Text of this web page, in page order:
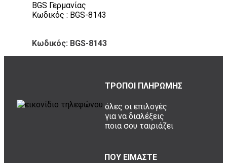
BGS Γερμανίας
Κωδικός : BGS-8143
Κωδικός: BGS-8143
ΤΡΟΠΟΙ ΠΛΗΡΩΜΗΣ
όλες οι επιλογές
για να διαλέξεις
ποια σου ταιριάζει
ΠΟΥ ΕΙΜΑΣΤΕ